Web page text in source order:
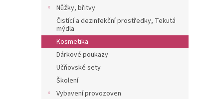
Nůžky, břitvy
Čistící a dezinfekční prostředky, Tekutá
mýdla
Kosmetika
Dárkové poukazy
Učňovské sety
Školení
Vybavení provozoven